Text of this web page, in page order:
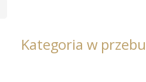
Kategoria w